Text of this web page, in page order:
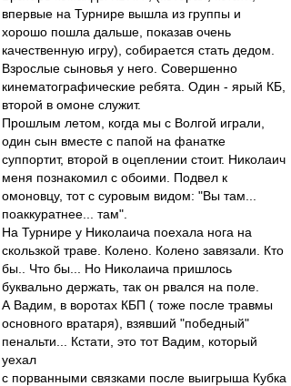
впервые на Турнире вышла из группы и
хорошо пошла дальше, показав очень
качественную игру), собирается стать дедом.
Взрослые сыновья у него. Совершенно
кинематографические ребята. Один - ярый КБ,
второй в омоне служит.
Прошлым летом, когда мы с Волгой играли,
один сын вместе с папой на фанатке
суппортит, второй в оцеплении стоит. Николаич
меня познакомил с обоими. Подвел к
омоновцу, тот с суровым видом: "Вы там...
поаккуратнее... там".
На Турнире у Николаича поехала нога на
скользкой траве. Колено. Колено завязали. Кто
бы.. Что бы... Но Николаича пришлось
буквально держать, так он рвался на поле.
А Вадим, в воротах КБП ( тоже после травмы
основного вратаря), взявший "победный"
пенальти... Кстати, это тот Вадим, который
уехал
с порванными связками после выигрыша Кубка